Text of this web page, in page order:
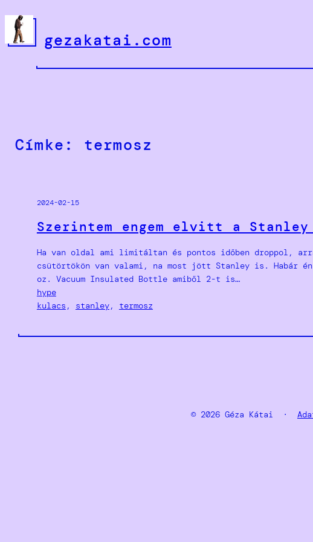
tartalomhozgezakatai.com
Címke: termosz
2024-02-15
Szerintem engem elvitt a Stanley
Ha van oldal ami limitáltan és pontos időben droppol,
csütörtökön van valami, na most jött Stanley is. Habár
oz. Vacuum Insulated Bottle amiből 2-t is…
hype
kulacs , stanley, termosz
© 2026 Géza Kátai ·